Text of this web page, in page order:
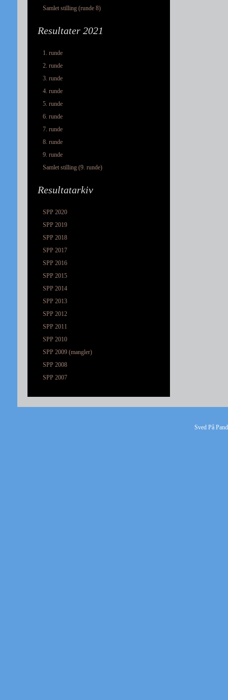
Samlet stilling (runde 8)
Resultater 2021
1. runde
2. runde
3. runde
4. runde
5. runde
6. runde
7. runde
8. runde
9. runde
Samlet stilling (9. runde)
Resultatarkiv
SPP 2020
SPP 2019
SPP 2018
SPP 2017
SPP 2016
SPP 2015
SPP 2014
SPP 2013
SPP 2012
SPP 2011
SPP 2010
SPP 2009 (mangler)
SPP 2008
SPP 2007
Sved På